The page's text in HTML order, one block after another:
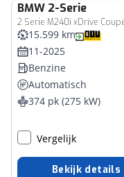
BMW 2-Serie
2 Serie M240i xDrive
15.599 km
11-2025
Benzine
Automatisch
374 pk (275 kW)
Vergelijk
Bekijk details